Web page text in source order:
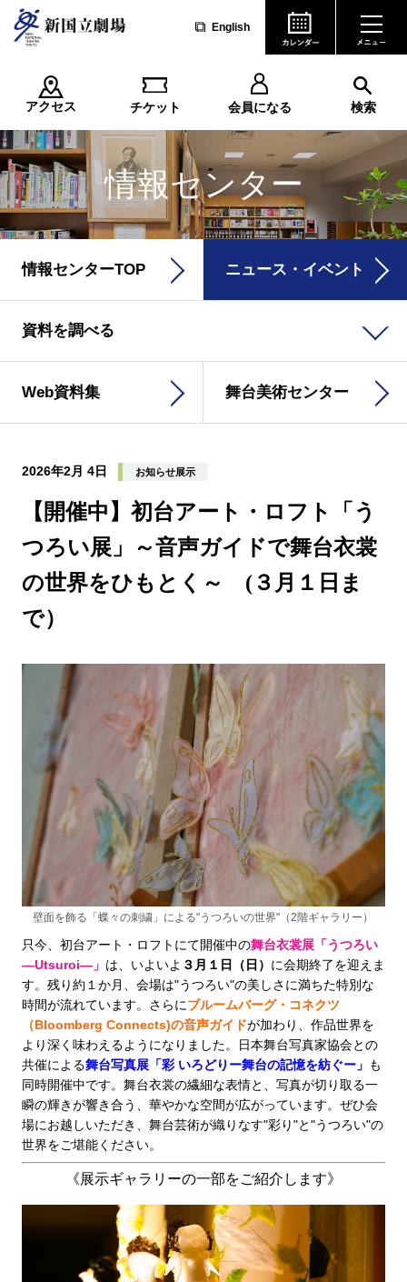
English
アクセス チケット 会員になる 検索
情報センター
情報センターTOP ニュース・イベント
資料を調べる
Web資料集 舞台美術センター
2026年2月 4日 お知らせ展示
【開催中】初台アート・ロフト「う
つろい展」～音声ガイドで舞台衣裳
の世界をひもとく～ (３月１日ま
で）
壁面を飾る「蝶々の刺繍」による"うつろいの世界"（2階ギャラリー）
只今、初台アート・ロフトにて開催中の舞台衣裳展「うつろい
―Utsuroi―」 は、いよいよ ３月１日（日） に会期終了を迎えま
す。残り約１か月、会場は"うつろい"の美しさに満ちた特別な
時間が流れています。さらにブルームバーグ・コネクツ
（Bloomberg Connects)の音声ガイドが加わり、作品世界を
より深く味わえるようになりました。日本舞台写真家協会との
共催による舞台写真展「彩 いろどりー舞台の記憶を紡ぐー」 も
同時開催中です。舞台衣裳の繊細な表情と、写真が切り取る一
瞬の輝きが響き合う、華やかな空間が広がっています。ぜひ会
場にお越しいただき、舞台芸術が織りなす"彩り"と"うつろい"の
世界をご堪能ください。
《展示ギャラリーの一部をご紹介します》